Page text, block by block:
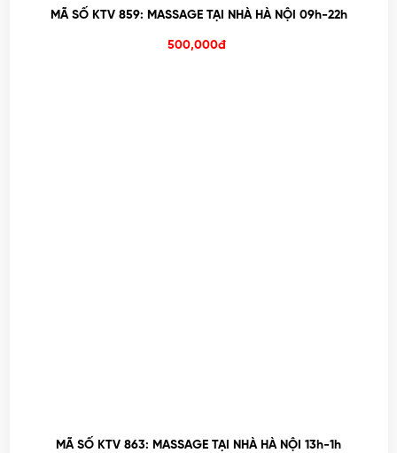
MÃ SỐ KTV 859: MASSAGE TẠI NHÀ HÀ NỘI 09h-22h
500,000đ
MÃ SỐ KTV 863: MASSAGE TẠI NHÀ HÀ NỘI 13h-1h